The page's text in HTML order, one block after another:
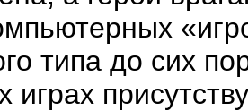
типа до сих
играх